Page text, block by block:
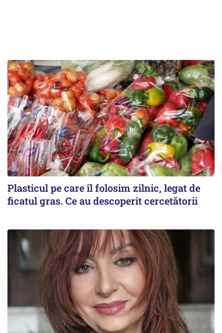
Plasticul pe care îl folosim zilnic, legat de
ficatul gras. Ce au descoperit cercetătorii